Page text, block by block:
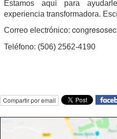
Estamos aquí para
experiencia transformadora.
Correo electrónico:
Teléfono: (506) 2562-4190
Compartir por email